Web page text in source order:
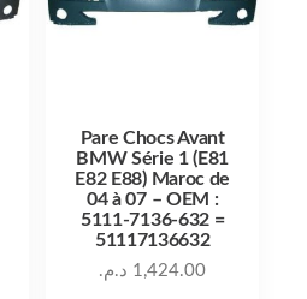
Pare Chocs Avant
BMW Série 1 (E81
E82 E88) Maroc de
04 à 07 – OEM :
5111-7136-632 =
51117136632
1,424.00 د.م.